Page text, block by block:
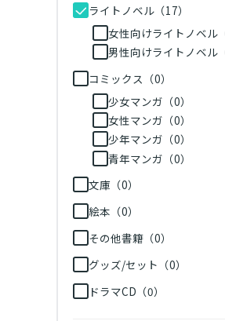
ライトノベル（17）
女性向けライトノベル
男性向けライトノベル
コミックス（0）
少女マンガ（0）
女性マンガ（0）
少年マンガ（0）
青年マンガ（0）
文庫（0）
絵本（0）
その他書籍（0）
グッズ/セット（0）
ドラマCD（0）